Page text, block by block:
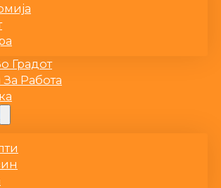
Градот
Работа